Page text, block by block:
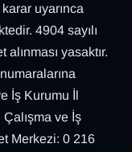
uyarınca
4904 sayılı
yasaktır.
İş Kurumu İl
ve İş
Merkezi: 0 216